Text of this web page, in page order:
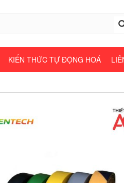
KIẾN THỨC TỰ ĐỘNG HOÁ